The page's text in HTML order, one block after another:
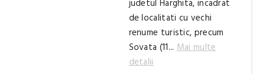
judetul Harghita, incadrat
de localitati cu vechi
renume turistic, precum
Sovata (11... Mai multe
detalii